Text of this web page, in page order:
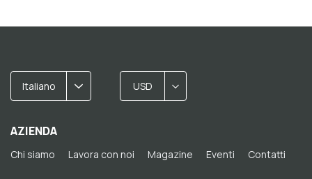
Italiano USD
AZIENDA
Chi siamo Lavora con noi Magazine Eventi Contatti